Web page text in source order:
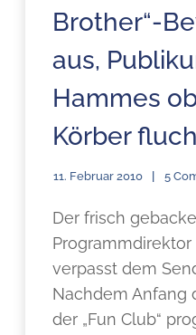
Brother“-
aus,
Hammes
Körber
11. Februar 2010 5
Der frisch
verpasst dem
Nachdem Anfang
der „Fun Club“